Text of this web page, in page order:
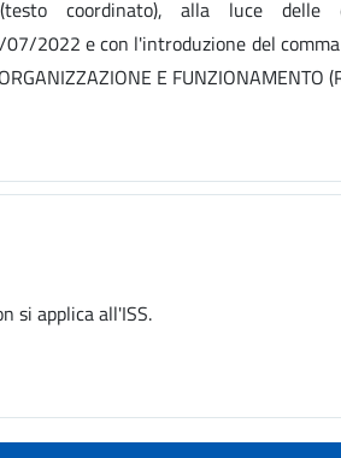
coordinato), alla luce
2022 e con l'introduzione del
E FUNZIONAMENTO
si applica all'ISS.